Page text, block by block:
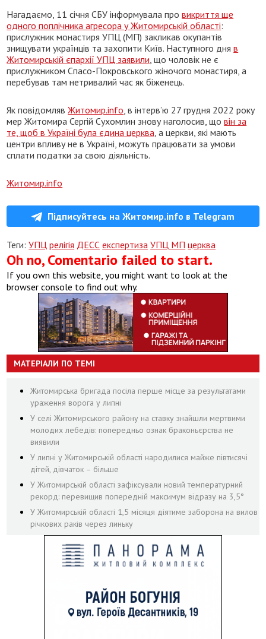
Нагадаємо, 11 січня СБУ інформувала провикриття ще
одного поплічника агресора у Житомирській області:
прислужник монастиря УПЦ (МП) закликав окупантів
знищувати українців та захопити Київ. Наступного дняв
Житомирській єпархії УПЦ заявили , що чоловік не є
прислужником Спасо-Покровського жіночого монастиря, а
перебував там нетривалий час як біженець.
Як повідомлявЖитомир.info , в інтерв’ю 27 грудня 2022 року
мер Житомира Сергій Сухомлин знову наголосив, щовін за
те, щоб в Україні була єдина церква , а церкви, які мають
центри впливу не в Україні, можуть працювати за умови
сплати податки за свою діяльність.
Житомир.info
Підписуйтесь на Житомир.info в Telegram
Теги:УПЦ релігія ДЕСС експертиза УПЦ МП церква
Oh no, Comentario failed to start.
If you own this website, you might want to look at the
browser console to find out why.
МАТЕРІАЛИ ПО ТЕМІ
Житомирська бригада посіла перше місце за результатами
ураження ворога у липні
У селі Житомирського району на ставку знайшли мертвими
молодих лебедів: попередньо ознак браконьєрства не
виявили
У липні у Житомирській області народилися майже півтисячі
дітей, дівчаток – більше
У Житомирській області зафіксували новий температурний
рекорд: перевищив попередній максимум відразу на 3,5°
У Житомирській області 1,5 місяця діятиме заборона на вилов
річкових раків через линьку